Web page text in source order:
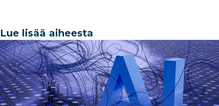
e
b
o
o
k
e
dI
n
e
ra
m
dI
n
Lue lisää aiheesta